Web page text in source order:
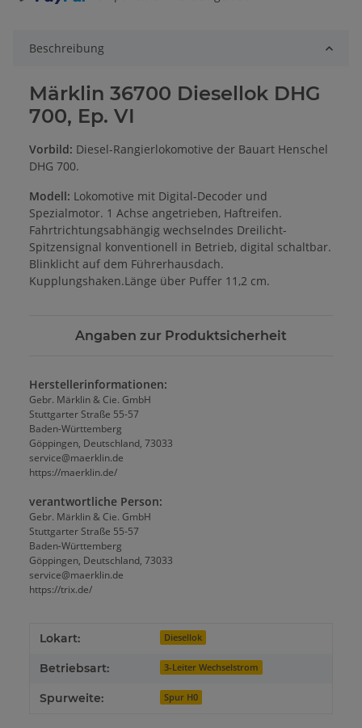
Beschreibung
Märklin 36700 Diesellok DHG
700, Ep. VI
Vorbild: Diesel-Rangierlokomotive der Bauart Henschel
DHG 700.
Modell: Lokomotive mit Digital-Decoder und
Spezialmotor. 1 Achse angetrieben, Haftreifen.
Fahrtrichtungsabhängig wechselndes Dreilicht-
Spitzensignal konventionell in Betrieb, digital schaltbar.
Blinklicht auf dem Führerhausdach.
Kupplungshaken.Länge über Puffer 11,2 cm.
Angaben zur Produktsicherheit
Herstellerinformationen:
Gebr. Märklin & Cie. GmbH
Stuttgarter Straße 55-57
Baden-Württemberg
Göppingen, Deutschland, 73033
service@maerklin.de
https://maerklin.de/
verantwortliche Person:
Gebr. Märklin & Cie. GmbH
Stuttgarter Straße 55-57
Baden-Württemberg
Göppingen, Deutschland, 73033
service@maerklin.de
https://trix.de/
Lokart: Diesellok
Betriebsart: 3-Leiter Wechselstrom
Spurweite: Spur H0